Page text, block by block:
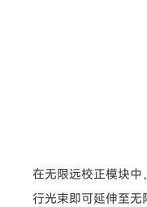
在无限远校正模块
行光束即可延伸至无